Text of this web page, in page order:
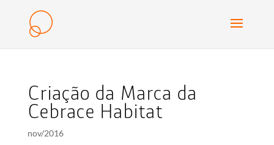
Criação da Marca da
Cebrace Habitat
nov/2016